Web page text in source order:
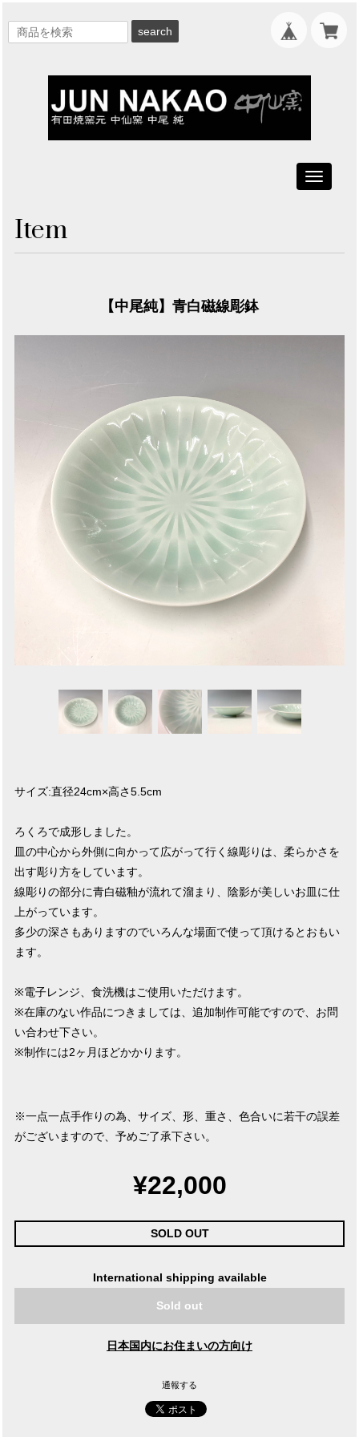
search
Toggle
Item
【中尾純】青白磁線彫鉢
サイズ:直径24cm×高さ5.5cm
ろくろで成形しました。
皿の中心から外側に向かって広がって行く線彫りは、柔らかさを
出す彫り方をしています。
線彫りの部分に青白磁釉が流れて溜まり、陰影が美しいお皿に仕
上がっています。
多少の深さもありますのでいろんな場面で使って頂けるとおもい
ます。
※電子レンジ、食洗機はご使用いただけます。
※在庫のない作品につきましては、追加制作可能ですので、お問
い合わせ下さい。
※制作には2ヶ月ほどかかります。
※一点一点手作りの為、サイズ、形、重さ、色合いに若干の誤差
がございますので、予めご了承下さい。
¥22,000
SOLD OUT
International shipping available
Sold out
日本国内にお住まいの方向け
通報する